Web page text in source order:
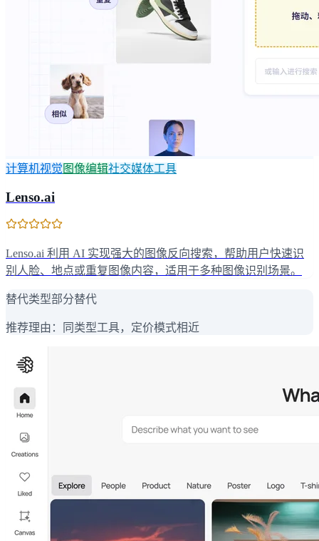
计算机视觉 图像编辑社交媒体工具
Lenso.ai
Lenso.ai 利用 AI 实现强大的图像反向搜索，帮助用户快速识
别人脸、地点或重复图像内容，适用于多种图像识别场景。
替代类型部分替代
推荐理由： 同类型工具，定价模式相近